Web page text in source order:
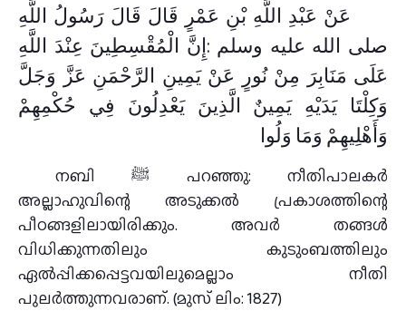
عَنْ عَبْدِ اللَّهِ بْنِ عَمْرٍ قَالَ قَالَ رَسُولُ اللَّهِ
صلى الله عليه وسلم :إِنَّ الْمُقْسِطِينَ عِنْدَ اللَّهِ
عَلَى مَنَابِرَ مِنْ نُورٍ عَنْ يَمِينِ الرَّحْمَنِ عَزَّ وَجَلَّ
وَكِلْتَا يَدَيْهِ يَمِينٌ الَّذِينَ يَعْدِلُونَ فِي حُكْمِهِمْ
وَأَهْلِيهِمْ وَمَا وَلُوا
നബി ﷺ പറഞ്ഞു: നീതിപാലകർ
അല്ലാഹുവിന്റെ അടുക്കൽ പ്രകാശത്തിന്റെ
പീഠങ്ങളിലായിരിക്കും. അവർ തങ്ങൾ
വിധിക്കുന്നതിലും കുടുംബത്തിലും
ഏൽപ്പിക്കപ്പെട്ടവയിലുമെല്ലാം നീതി
പുലർത്തുന്നവരാണ്. (മുസ് ലിം: 1827)